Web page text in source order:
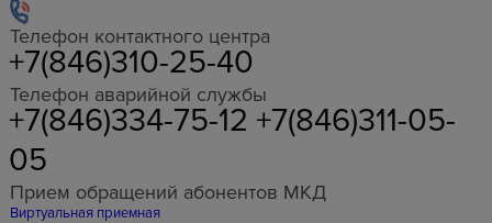
Телефон контактного центра
+7(846)310-25-40
Телефон аварийной службы
+7(846)334-75-12 +7(846)311-05-
05
Прием обращений абонентов МКД
Виртуальная приемная